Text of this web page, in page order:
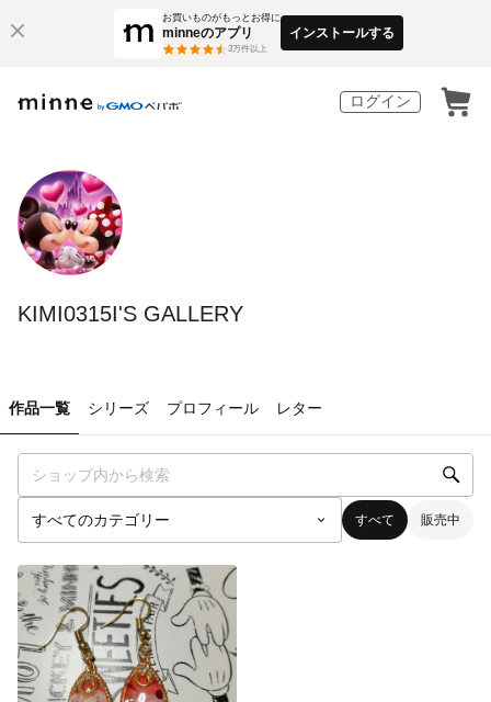
お買いものがもっとお得に
minneのアプリ
3万件以上
インストールする
ログイン
KIMI0315I'S GALLERY
作品一覧 シリーズ プロフィール レター
すべて 販売中